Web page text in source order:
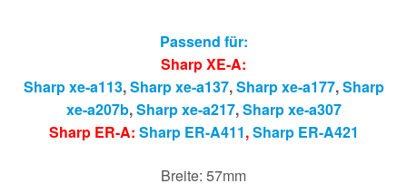
Passend für:
Sharp XE-A:
Sharp xe-a113,Sharp xe-a137,Sharp xe-a177,Sharp
xe-a207b,Sharp xe-a217,Sharp xe-a307
Sharp ER-A: Sharp ER-A411,Sharp ER-A421
Breite: 57mm